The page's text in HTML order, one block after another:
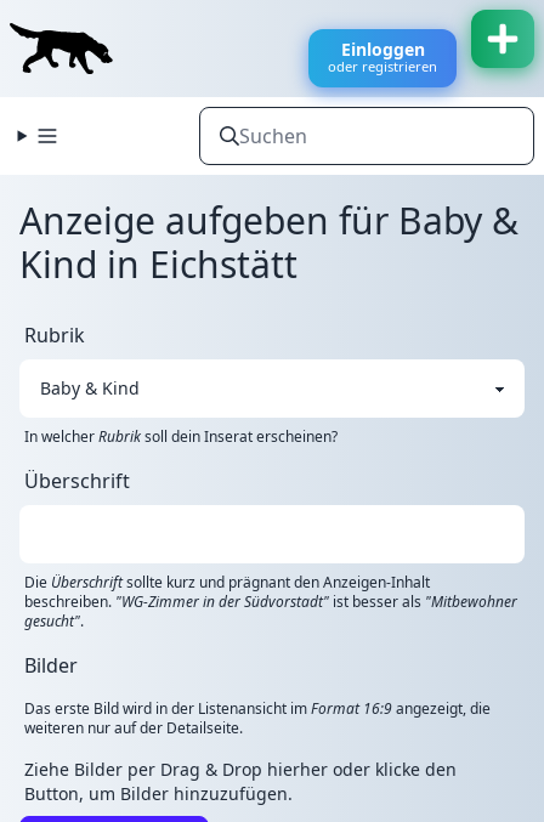
Einloggen
oder registrieren
Anzeige aufgeben für Baby &
Kind in Eichstätt
Rubrik
In welcherRubriksoll dein Inserat erscheinen?
Überschrift
Die Überschriftsollte kurz und prägnant den Anzeigen-Inhalt
beschreiben. "WG-Zimmer in der Südvorstadt" ist besser als "Mitbewohner
gesucht".
Bilder
Das erste Bild wird in der Listenansicht imFormat 16:9angezeigt, die
weiteren nur auf der Detailseite.
Ziehe Bilder per Drag & Drop hierher oder klicke den
Button, um Bilder hinzuzufügen.